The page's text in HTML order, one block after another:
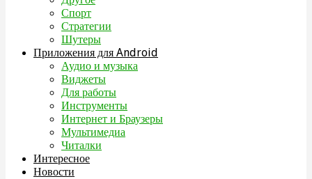
Спорт
Стратегии
Шутеры
Приложения для Android
Аудио и музыка
Виджеты
Для работы
Инструменты
Интернет и Браузеры
Мультимедиа
Читалки
Интересное
Новости